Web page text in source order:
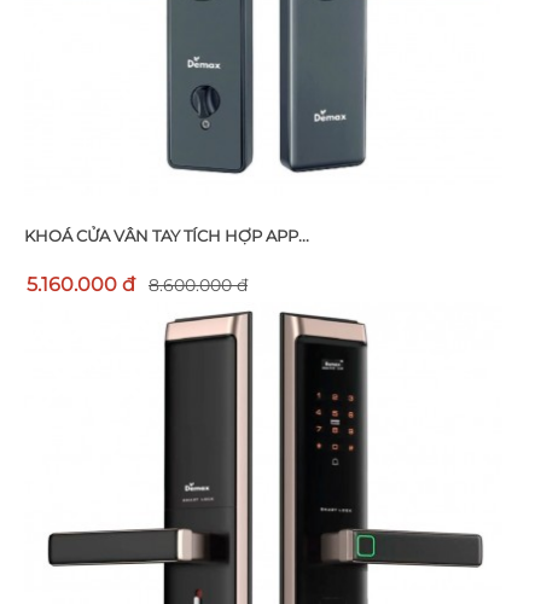
KHOÁ CỬA VÂN TAY TÍCH HỢP APP...
5.160.000 đ 8.600.000 đ